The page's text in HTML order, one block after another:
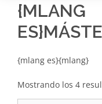
{MLANG
{mlang es}{mlang}
Mostrando los 4